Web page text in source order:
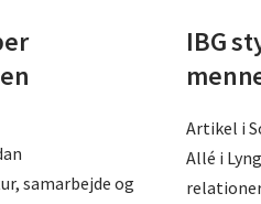
samarbejde og
IBG
Artikel i
Allé i